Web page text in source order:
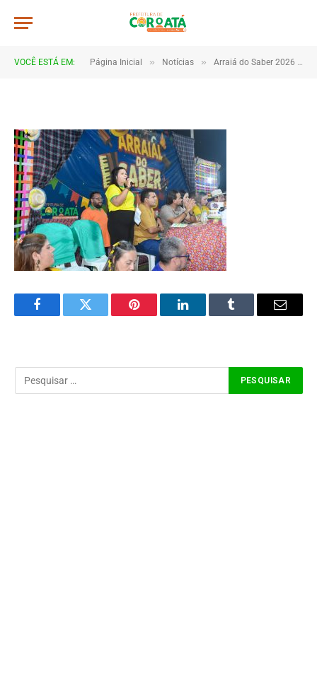
VOCÊ ESTÁ EM: Página Inicial » Notícias » Arraiá do Saber 2026 tem início no Macropolo Pau de Estopa com celebração da cultura e da educação
DSC_5461
FacebookTwitter Pinterest LinkedInTumblr Email